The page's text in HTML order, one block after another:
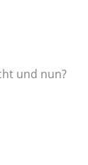
und nun?